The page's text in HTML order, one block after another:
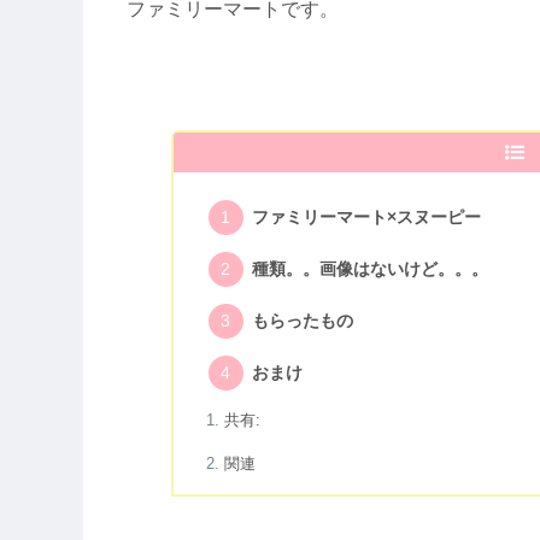
ファミリーマートです。
ファミリーマート×スヌーピー
種類。。画像はないけど。。。
もらったもの
おまけ
共有:
関連